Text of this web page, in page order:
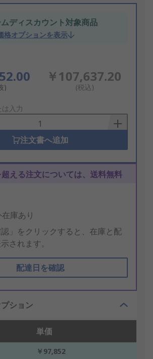
ディスカウント対象商品
格オプションを表示
)
￥107,637.20
(税込)
入力
注文書へ追加
える注文については、送料無料
庫あり
認」をクリックすると、在庫と配
されます。
配達日を確認
ション
単価
￥97,852